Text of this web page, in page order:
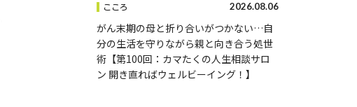
こころ 2026.08.06
がん末期の母と折り合いがつかない…自
分の生活を守りながら親と向き合う処世
術【第100回：カマたくの人生相談サロ
ン 開き直ればウェルビーイング！】